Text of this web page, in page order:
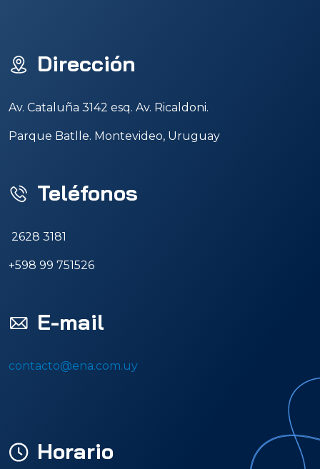
Dirección
Av. Cataluña 3142 esq. Av. Ricaldoni.
Parque Batlle. Montevideo, Uruguay
Teléfonos
2628 3181
+598 99 751526
E-mail
contacto@ena.com.uy
Horario